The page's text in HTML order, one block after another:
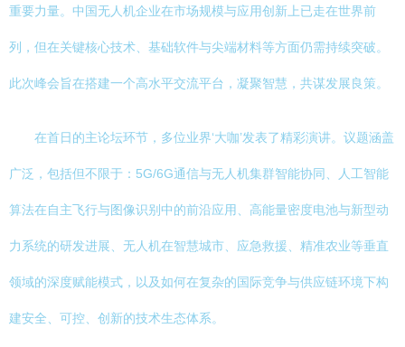
重要力量。中国无人机企业在市场规模与应用创新上已走在世界前
列，但在关键核心技术、基础软件与尖端材料等方面仍需持续突破。
此次峰会旨在搭建一个高水平交流平台，凝聚智慧，共谋发展良策。
在首日的主论坛环节，多位业界‘大咖’发表了精彩演讲。议题涵盖
广泛，包括但不限于：5G/6G通信与无人机集群智能协同、人工智能
算法在自主飞行与图像识别中的前沿应用、高能量密度电池与新型动
力系统的研发进展、无人机在智慧城市、应急救援、精准农业等垂直
领域的深度赋能模式，以及如何在复杂的国际竞争与供应链环境下构
建安全、可控、创新的技术生态体系。